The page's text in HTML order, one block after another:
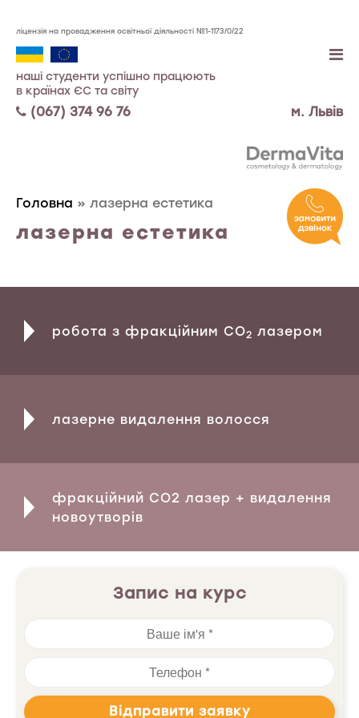
ліцензія на провадження освітньої діяльності №1-1173/0/22
наші студенти успішно працюють
в країнах ЄС та світу
м. Львів
(067) 374 96 76
Головна » лазерна естетика
лазерна естетика
робота з фракційним CO2 лазером
лазерне видалення волосся
фракційний СО2 лазер + видалення
новоутворів
Запис на курс